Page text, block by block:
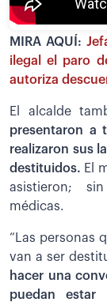
MIRA AQUÍ:
ilegal el paro
autoriza
El alcalde
presentaron a
realizaron sus
destituidos. El
asistieron;
médicas.
“Las personas
van a ser
hacer una
puedan